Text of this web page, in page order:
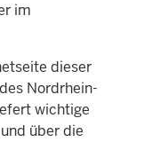
im
dieser
Nordrhein-
wichtige
über die